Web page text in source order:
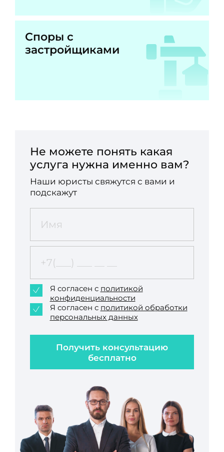
Споры с
застройщиками
Не можете понять какая
услуга нужна именно вам?
Наши юристы свяжутся с вами и
подскажут
Получить консультацию
бесплатно
Я согласен с политикой
конфиденциальности
Я согласен с политикой обработки
персональных данных